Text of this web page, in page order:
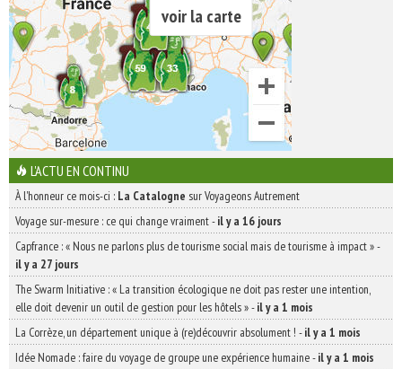
voir la carte
L'ACTU EN CONTINU
À l'honneur ce mois-ci : La Catalogne sur Voyageons Autrement
Voyage sur-mesure : ce qui change vraiment-il y a 16 jours
Capfrance : « Nous ne parlons plus de tourisme social mais de tourisme à impact »-
il y a 27 jours
The Swarm Initiative : « La transition écologique ne doit pas rester une intention,
elle doit devenir un outil de gestion pour les hôtels »-il y a 1 mois
La Corrèze, un département unique à (re)découvrir absolument ! -il y a 1 mois
Idée Nomade : faire du voyage de groupe une expérience humaine-il y a 1 mois